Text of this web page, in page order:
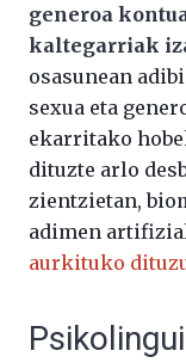
generoa
kaltegarriak
osasunean
sexua eta
ekarritako
dituzte arlo
zientzietan,
adimen
aurkituko